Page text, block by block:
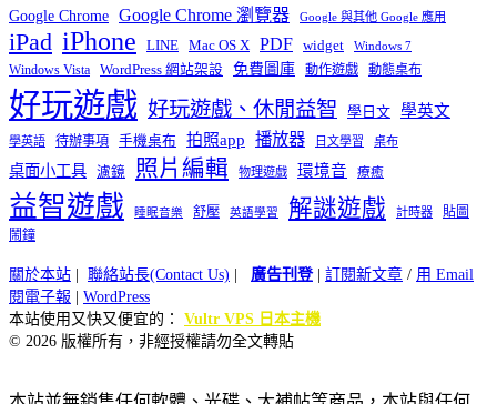
Google Chrome Google Chrome 瀏覽器 Google 與其他 Google 應用
iPad iPhone LINE Mac OS X PDF widget Windows 7
Windows Vista WordPress 網站架設 免費圖庫 動作遊戲 動態桌布
好玩遊戲 好玩遊戲、休閒益智 學日文 學英文
學英語 待辦事項 手機桌布 拍照app 播放器 日文學習 桌布
桌面小工具 濾鏡 照片編輯 物理遊戲 環境音 療癒
益智遊戲 睡眠音樂 舒壓 英語學習 解謎遊戲 計時器
貼圖
鬧鐘
關於本站 聯絡站長(Contact Us) 廣告刊登| 訂閱新文章 / 用 Email
閱電子報
WordPress
本站使用又快又便宜的： Vultr VPS 日本主機
© 2026 版權所有，非經授權請勿全文轉貼